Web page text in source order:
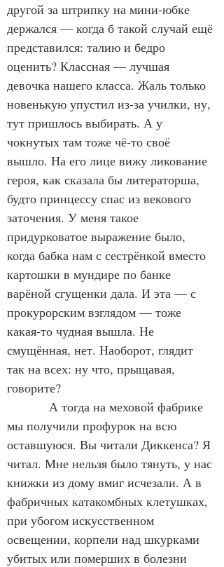
другой за штрипку на мини-юбке
держался — когда б такой случай ещё
представился: талию и бедро
оценить? Классная — лучшая
девочка нашего класса. Жаль только
новенькую упустил из-за училки, ну,
тут пришлось выбирать. А у
чокнутых там тоже чё-то своё
вышло. На его лице вижу ликование
героя, как сказала бы литераторша,
будто принцессу спас из векового
заточения. У меня такое
придурковатое выражение было,
когда бабка нам с сестрёнкой вместо
картошки в мундире по банке
варёной сгущенки дала. И эта — с
прокурорским взглядом — тоже
какая-то чудная вышла. Не
смущённая, нет. Наоборот, глядит
так на всех: ну что, прыщавая,
говорите?
мы получили профурок на всю
оставшуюся. Вы читали Диккенса? Я
читал. Мне нельзя было тянуть, у нас
книжки из дому вмиг исчезали. А в
фабричных катакомбных клетушках,
при убогом искусственном
освещении, корпели над шкурками
убитых или померших в болезни